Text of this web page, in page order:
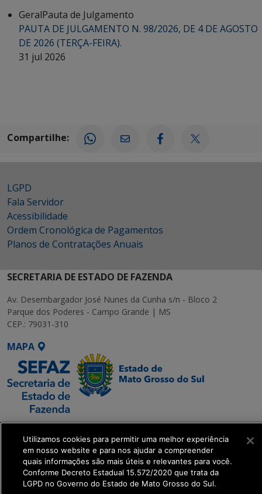
GeralPauta de Julgamento
PAUTA DE JULGAMENTO N. 98/2026, DE 4 DE AGOSTO
DE 2026 (TERÇA-FEIRA).
31 jul 2026
Compartilhe:
LGPD
Fala Servidor
Acessibilidade
Ordem Cronológica de Pagamentos
Planos de Contratações Anuais
SECRETARIA DE ESTADO DE FAZENDA
Av. Desembargador José Nunes da Cunha s/n - Bloco 2
Parque dos Poderes - Campo Grande | MS
CEP.: 79031-310
MAPA
SETDIG | Secretaria-
Executiva de
Transformação Digital
get_footer();
Utilizamos cookies para permitir uma melhor experiência
em nosso website e para nos ajudar a compreender
quais informações são mais úteis e relevantes para você.
Conforme Decreto Estadual 15.572/2020 que trata da
LGPD no Governo do Estado de Mato Grosso do Sul.